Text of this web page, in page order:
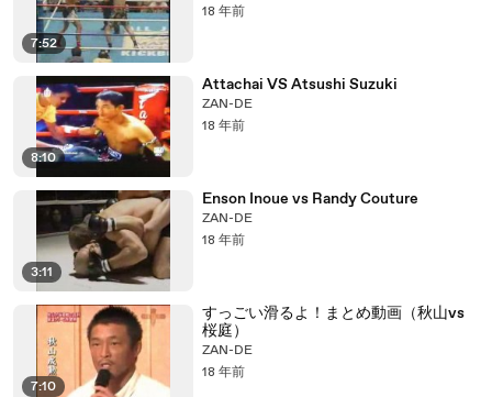
7:52
18 年前
8:10
Attachai VS Atsushi Suzuki
ZAN-DE
18 年前
3:11
Enson Inoue vs Randy Couture
ZAN-DE
18 年前
7:10
すっごい滑るよ！まとめ動画（秋山vs
桜庭）
ZAN-DE
18 年前